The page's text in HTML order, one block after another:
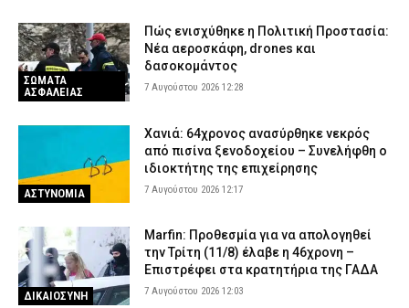
ΣΩΜΑΤΑ
ΑΣΦΑΛΕΙΑΣ
Πώς ενισχύθηκε η Πολιτική Προστασία:
Νέα αεροσκάφη, drones και
δασοκομάντος
7 Αυγούστου 2026 12:28
ΑΣΤΥΝΟΜΙΑ
Χανιά: 64χρονος ανασύρθηκε νεκρός
από πισίνα ξενοδοχείου – Συνελήφθη ο
ιδιοκτήτης της επιχείρησης
7 Αυγούστου 2026 12:17
ΔΙΚΑΙΟΣΥΝΗ
Marfin: Προθεσμία για να απολογηθεί
την Τρίτη (11/8) έλαβε η 46χρονη –
Επιστρέφει στα κρατητήρια της ΓΑΔΑ
7 Αυγούστου 2026 12:03